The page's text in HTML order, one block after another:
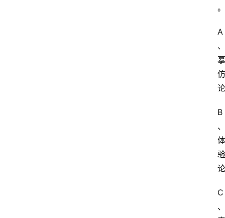
。
A
、
摹
仿
论
B
、
体
验
论
C
、